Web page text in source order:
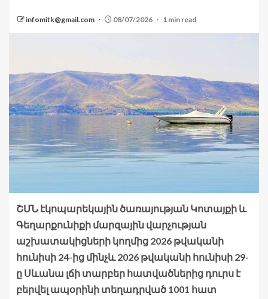
infomitk@gmail.com 08/07/2026 1 min read
ՇՄՆ էկոպարեկային ծառայության Կոտայքի և
Գեղարքունիքի մարզային վարչության
աշխատակիցների կողմից 2026 թվականի
հունիսի 24-ից մինչև 2026 թվականի հունիսի 29-
ը Սևանա լճի տարբեր հատվածներից դուրս է
բերվել ապօրինի տեղադրված 1001 հատ